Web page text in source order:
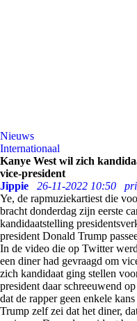
Nieuws
Internationaal
Kanye West wil zich
vice-president
Jippie
26-11-2022 10:50
Ye, de rapmuziekartiest die
bracht donderdag zijn eerste
kandidaatstelling
president Donald Trump
In de video die op Twitter
een diner had gevraagd om
zich kandidaat ging stellen
president daar schreeuwend
dat de rapper geen enkele
Trump zelf zei dat het diner,